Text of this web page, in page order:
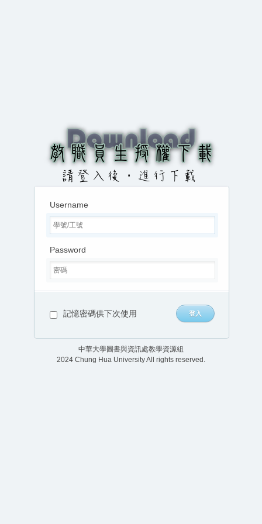
Username
Password
記憶密碼供下次使用
中華大學圖書與資訊處教學資源組
2024 Chung Hua University All rights reserved.